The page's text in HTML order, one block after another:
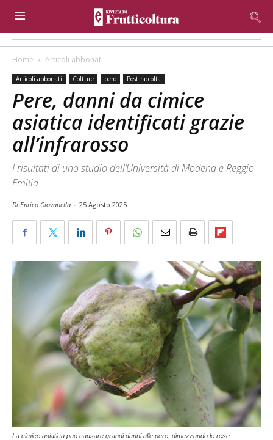
Home Articoli abbonati
Articoli abbonati Colture pero Post raccolta
Pere, danni da cimice
asiatica identificati grazie
all’infrarosso
I risultati di uno studio dell’Università di Modena e Reggio
Emilia
Di Enrico Giovanella - 25 Agosto 2025
La cimice asiatica può causare grandi danni alle pere, dimezzando le rese